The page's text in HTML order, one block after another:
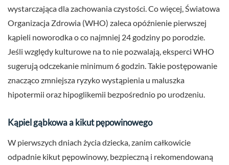
wystarczająca dla zachowania czystości. Co więcej, Światowa
Organizacja Zdrowia (WHO) zaleca opóźnienie pierwszej
kąpieli noworodka o co najmniej 24 godziny po porodzie.
Jeśli względy kulturowe na to nie pozwalają, eksperci WHO
sugerują odczekanie minimum 6 godzin. Takie postępowanie
znacząco zmniejsza ryzyko wystąpienia u maluszka
hipotermii oraz hipoglikemii bezpośrednio po urodzeniu.
Kąpiel gąbkowa a kikut pępowinowego
W pierwszych dniach życia dziecka, zanim całkowicie
odpadnie kikut pępowinowy, bezpieczną i rekomendowaną